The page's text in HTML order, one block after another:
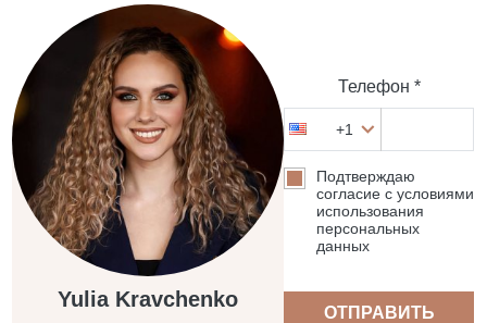
Yulia Kravchenko
Телефон *
+1
Подтверждаю
согласие с условиями
использования
персональных
данных
ОТПРАВИТЬ